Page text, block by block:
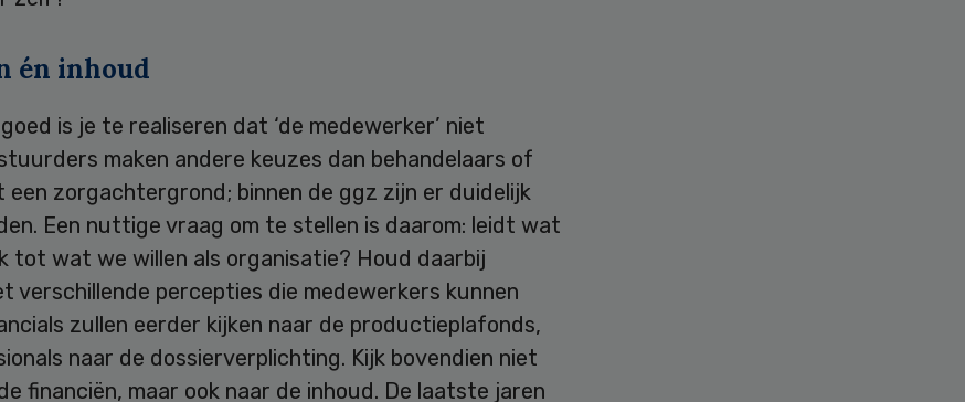
én inhoud
is je te realiseren dat ‘de medewerker’ niet
maken andere keuzes dan behandelaars of
een zorgachtergrond; binnen de ggz zijn er duidelijk
Een nuttige vraag om te stellen is daarom: leidt wat
tot wat we willen als organisatie? Houd daarbij
verschillende percepties die medewerkers kunnen
zullen eerder kijken naar de productieplafonds,
naar de dossierverplichting. Kijk bovendien niet
financiën, maar ook naar de inhoud. De laatste jaren